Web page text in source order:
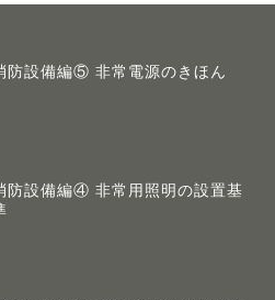
防設備編⑤ 非常電源のきほん
防設備編④ 非常用照明の設置基